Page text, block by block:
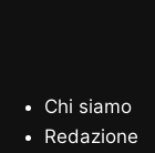
Chi siamo
Redazione